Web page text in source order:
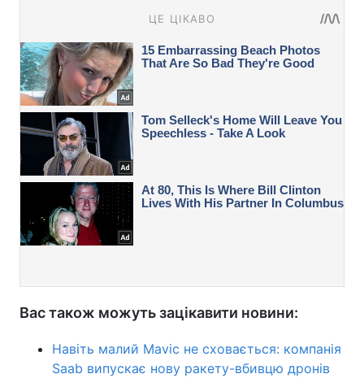
Вас також можуть зацікавити новини:
Навіть малий Mavic не сховається: компанія
Saab випускає нову ракету-вбивцю дронів